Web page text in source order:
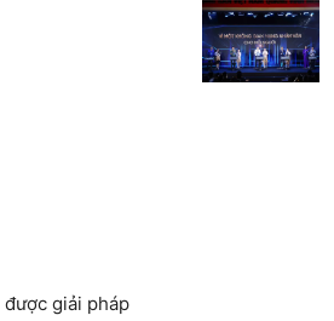
giải pháp